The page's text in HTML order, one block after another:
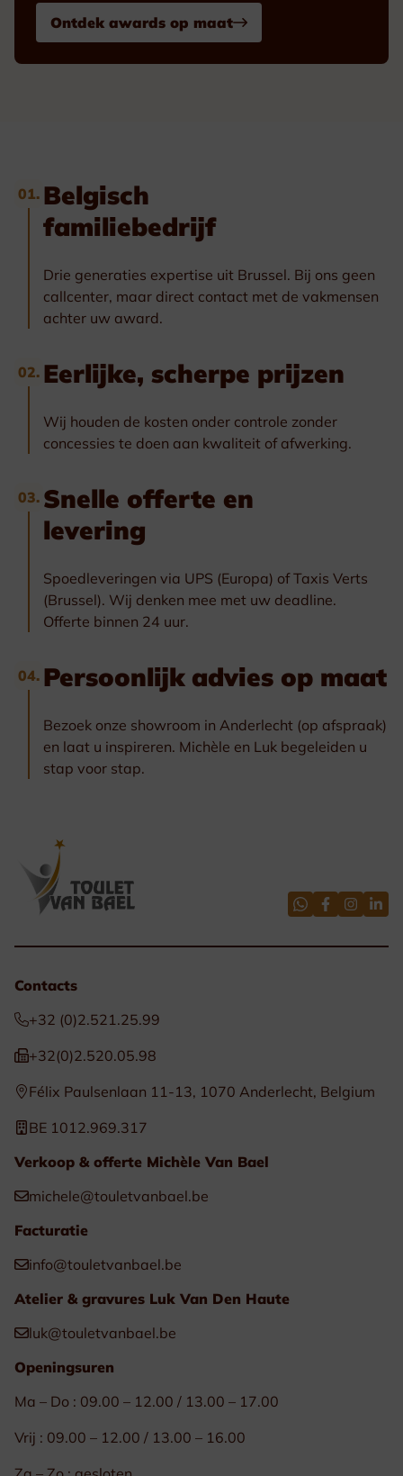
Ontdek awards op maat
01. Belgisch
familiebedrijf
Drie generaties expertise uit Brussel. Bij ons geen
callcenter, maar direct contact met de vakmensen
achter uw award.
02. Eerlijke, scherpe prijzen
Wij houden de kosten onder controle zonder
concessies te doen aan kwaliteit of afwerking.
03. Snelle offerte en
levering
Spoedleveringen via UPS (Europa) of Taxis Verts
(Brussel). Wij denken mee met uw deadline.
Offerte binnen 24 uur.
04. Persoonlijk advies op maat
Bezoek onze showroom in Anderlecht (op afspraak)
en laat u inspireren. Michèle en Luk begeleiden u
stap voor stap.
Contacts
+32 (0)2.521.25.99
+32(0)2.520.05.98
Félix Paulsenlaan 11-13, 1070 Anderlecht, Belgium
BE 1012.969.317
Verkoop & offerte Michèle Van Bael
michele@touletvanbael.be
Facturatie
info@touletvanbael.be
Atelier & gravures Luk Van Den Haute
luk@touletvanbael.be
Openingsuren
Ma – Do : 09.00 – 12.00 / 13.00 – 17.00
Vrij : 09.00 – 12.00 / 13.00 – 16.00